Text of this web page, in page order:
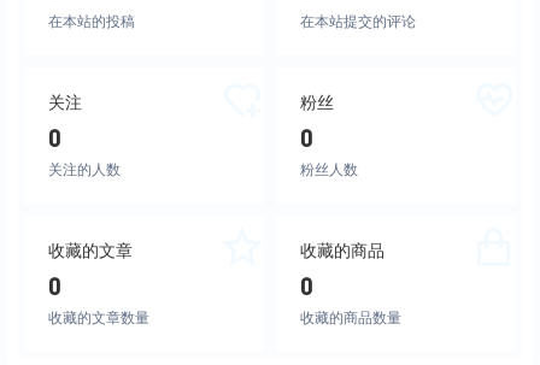
在本站的投稿 在本站提交的评论
关注
0
关注的人数
粉丝
0
粉丝人数
收藏的文章
0
收藏的文章数量
收藏的商品
0
收藏的商品数量